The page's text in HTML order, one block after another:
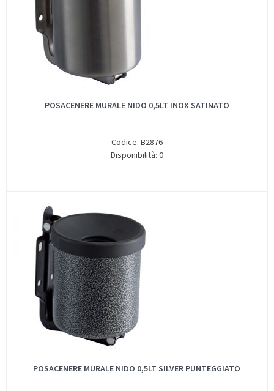
POSACENERE MURALE NIDO 0,5LT INOX SATINATO
Codice: B2876
Disponibilità: 0
POSACENERE MURALE NIDO 0,5LT SILVER PUNTEGGIATO